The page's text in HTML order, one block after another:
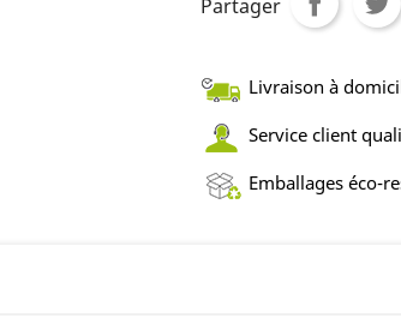
Partager
Livraison à
Service client
Emballages éco-